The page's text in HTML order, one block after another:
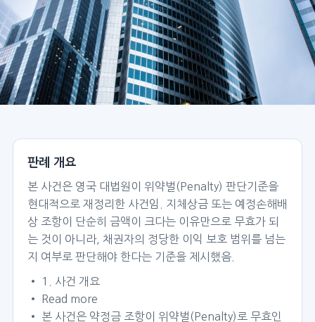
판례 개요
본 사건은 영국 대법원이 위약벌(Penalty) 판단기준을
현대적으로 재정리한 사건임. 지체상금 또는 예정손해배
상 조항이 단순히 금액이 크다는 이유만으로 무효가 되
는 것이 아니라, 채권자의 정당한 이익 보호 범위를 넘는
지 여부로 판단해야 한다는 기준을 제시했음.
• 1. 사건 개요
• Read more
• 본 사건은 약정금 조항이 위약벌(Penalty)로 무효인